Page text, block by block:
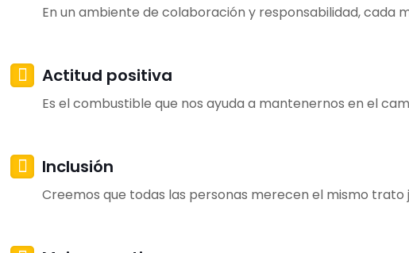
En un ambiente de colaboración y responsabilidad,
Actitud positiva
Es el combustible que nos ayuda a mantenernos en el
Inclusión
Creemos que todas las personas merecen el mismo trato